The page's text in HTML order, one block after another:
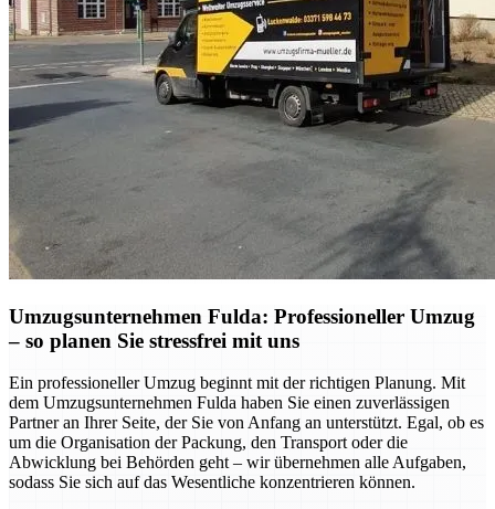
Umzugsunternehmen Fulda: Professioneller Umzug
– so planen Sie stressfrei mit uns
Ein professioneller Umzug beginnt mit der richtigen Planung. Mit
dem Umzugsunternehmen Fulda haben Sie einen zuverlässigen
Partner an Ihrer Seite, der Sie von Anfang an unterstützt. Egal, ob es
um die Organisation der Packung, den Transport oder die
Abwicklung bei Behörden geht – wir übernehmen alle Aufgaben,
sodass Sie sich auf das Wesentliche konzentrieren können.